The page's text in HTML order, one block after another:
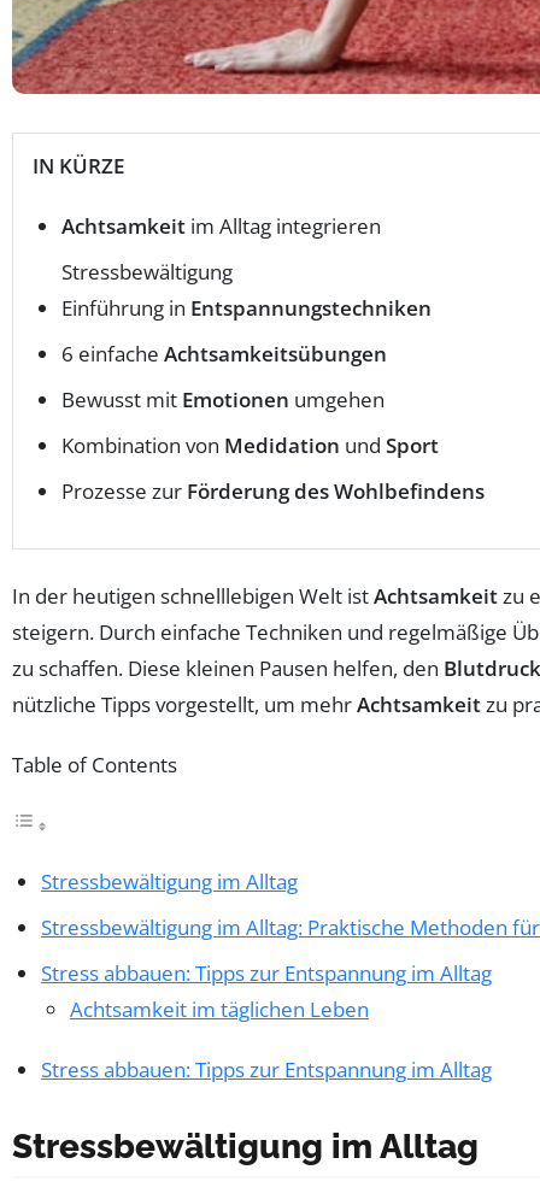
IN KÜRZE
Achtsamkeit im Alltag integrieren
Stressbewältigung
Einführung in Entspannungstechniken
6 einfache Achtsamkeitsübungen
Bewusst mit Emotionen umgehen
Kombination von Medidation und Sport
Prozesse zur Förderung des Wohlbefindens
In der heutigen schnelllebigen Welt istAchtsamkeitzu
steigern. Durch einfache Techniken und regelmäßige
zu schaffen. Diese kleinen Pausen helfen, den Blutdruck
nützliche Tipps vorgestellt, um mehrAchtsamkeitzu
Table of Contents
Stressbewältigung im Alltag
Stressbewältigung im Alltag: Praktische Methoden
Stress abbauen: Tipps zur Entspannung im Alltag
Achtsamkeit im täglichen Leben
Stress abbauen: Tipps zur Entspannung im Alltag
Stressbewältigung im Alltag